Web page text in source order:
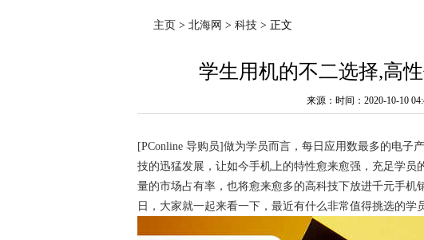
主页 > 北海网 > 科技 > 正文
学生用机的不二选择,高
来源：时间：2020-10-10
[PConline 导购员]做为学员而言，每日应用数最多的电子
技的迅猛发展，让如今手机上的特性愈来愈强，充足学
量的市场占有率，也将愈来愈多的高科技下放进千元手
日，大家就一起来看一下，最近有什么非常值得挑选的学